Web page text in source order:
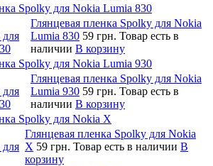
Spolky для Nokia Lumia 830
Глянцевая пленка Spolky для Nokia
Lumia 830 59 грн. Товар есть в
наличии В корзину
Spolky для Nokia Lumia 930
Глянцевая пленка Spolky для Nokia
Lumia 930 59 грн. Товар есть в
наличии В корзину
Spolky для Nokia X
Глянцевая пленка Spolky для Nokia
X 59 грн. Товар есть в наличии В
корзину